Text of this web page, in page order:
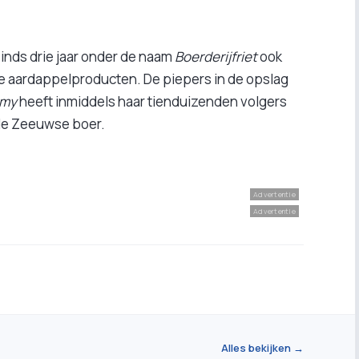
drie jaar onder de naam Boerderijfrietook
De piepers in de opslag
heeft inmiddels haar tienduizenden volgers
Zeeuwse boer.
Advertentie
Advertentie
Alles bekijken →